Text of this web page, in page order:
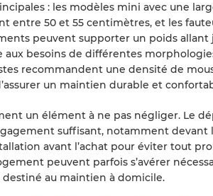
: les modèles mini avec une
entre 50 et 55 centimètres, et les
peuvent supporter un poids allant
besoins de différentes
recommandent une densité de
un maintien durable et
un élément à ne pas négliger. Le
suffisant, notamment devant
avant l’achat pour éviter tout
peuvent parfois s’avérer
au maintien à domicile.